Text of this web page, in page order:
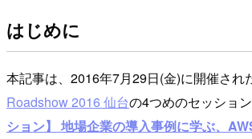
はじめに
本記事は、2016年7月29日(金)に開催され
Roadshow 2016 仙台の4つめのセッショ
ション】 地場企業の導入事例に学ぶ、